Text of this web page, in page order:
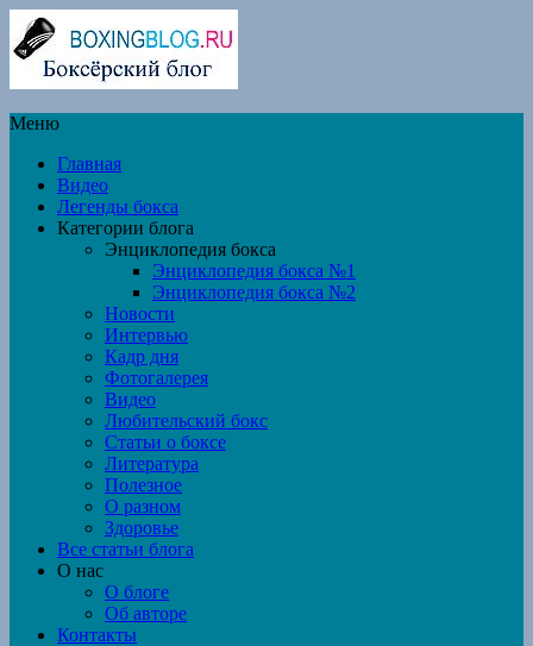
Меню
Главная
Видео
Легенды бокса
Категории блога
Энциклопедия бокса
Энциклопедия бокса №1
Энциклопедия бокса №2
Новости
Интервью
Кадр дня
Фотогалерея
Видео
Любительский бокс
Статьи о боксе
Литература
Полезное
О разном
Здоровье
Все статьи блога
О нас
О блоге
Об авторе
Контакты